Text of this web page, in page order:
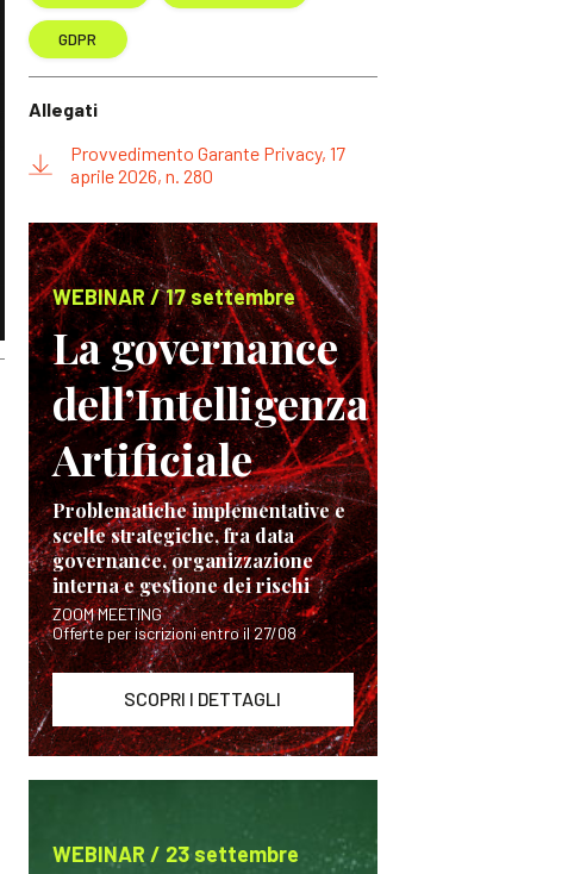
GDPR
Allegati
Provvedimento Garante Privacy, 17
aprile 2026, n. 280
WEBINAR / 17 settembre
La governance
dell’Intelligenza
Artificiale
Problematiche implementative e
scelte strategiche, fra data
governance, organizzazione
interna e gestione dei rischi
ZOOM MEETING
Offerte per iscrizioni entro il 27/08
SCOPRI I DETTAGLI
WEBINAR / 23 settembre